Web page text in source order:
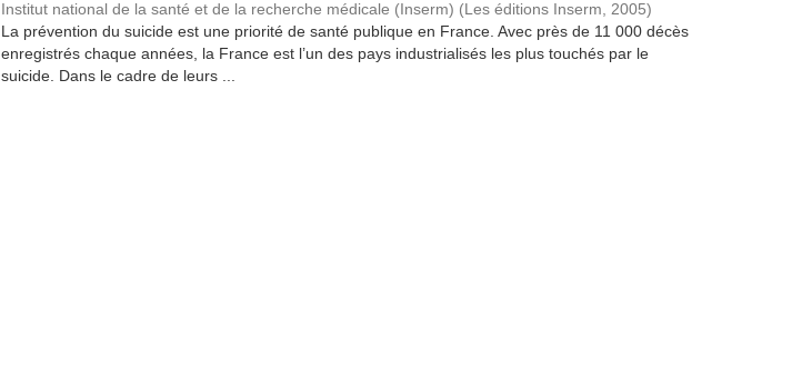
Institut national de la santé et de la recherche médicale (Inserm) (Les éditions Inserm, 2005)
La prévention du suicide est une priorité de santé publique en France. Avec près de 11 000 décès
enregistrés chaque années, la France est l’un des pays industrialisés les plus touchés par le
suicide. Dans le cadre de leurs ...